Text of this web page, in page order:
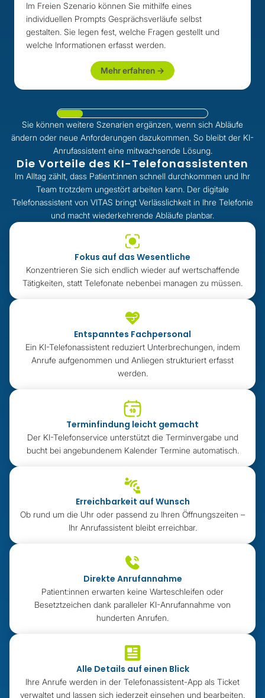
Im Freien Szenario können Sie mithilfe eines
individuellen Prompts Gesprächsverläufe selbst
gestalten. Sie legen fest, welche Fragen gestellt und
welche Informationen erfasst werden.
Mehr erfahren ->
Sie können weitere Szenarien ergänzen, wenn sich Abläufe
ändern oder neue Anforderungen dazukommen. So bleibt der KI-
Anrufassistent eine mitwachsende Lösung.
Die Vorteile des KI-Telefonassistenten
Im Alltag zählt, dass Patient:innen schnell durchkommen und Ihr
Team trotzdem ungestört arbeiten kann. Der digitale
Telefonassistent von VITAS bringt Verlässlichkeit in Ihre Telefonie
und macht wiederkehrende Abläufe planbar.
Fokus auf das Wesentliche
Konzentrieren Sie sich endlich wieder auf wertschaffende
Tätigkeiten, statt Telefonate nebenbei managen zu müssen.
Entspanntes Fachpersonal
Ein KI-Telefonassistent reduziert Unterbrechungen, indem
Anrufe aufgenommen und Anliegen strukturiert erfasst
werden.
Terminfindung leicht gemacht
Der KI-Telefonservice unterstützt die Terminvergabe und
bucht bei angebundenem Kalender Termine automatisch.
Erreichbarkeit auf Wunsch
Ob rund um die Uhr oder passend zu Ihren Öffnungszeiten –
Ihr Anrufassistent bleibt erreichbar.
Direkte Anrufannahme
Patient:innen erwarten keine Warteschleifen oder
Besetztzeichen dank paralleler KI-Anrufannahme von
hunderten Anrufen.
Alle Details auf einen Blick
Ihre Anrufe werden in der Telefonassistent-App als Ticket
verwaltet und lassen sich jederzeit einsehen und bearbeiten.